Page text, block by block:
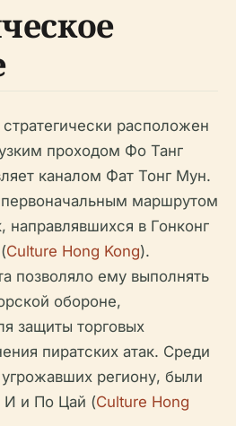
расположен
проходом Фо Танг
каналом Фат Тонг Мун.
первоначальным маршрутом
направлявшихся в Гонконг
Culture Hong Kong).
позволяло ему выполнять
обороне,
защиты торговых
пиратских атак. Среди
региону, были
И и По Цай (Culture Hong